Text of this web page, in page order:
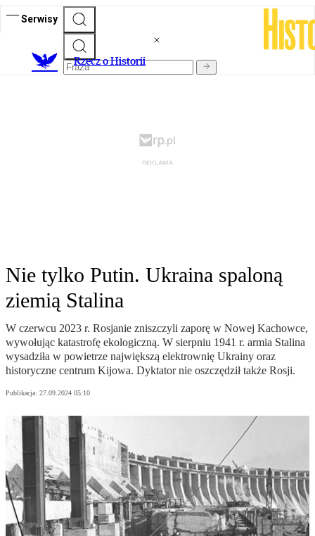
Serwisy
Rzecz o Historii
Nie tylko Putin. Ukraina spaloną
ziemią Stalina
W czerwcu 2023 r. Rosjanie zniszczyli zaporę w Nowej Kachowce,
wywołując katastrofę ekologiczną. W sierpniu 1941 r. armia Stalina
wysadziła w powietrze największą elektrownię Ukrainy oraz
historyczne centrum Kijowa. Dyktator nie oszczędził także Rosji.
Publikacja: 27.09.2024 05:10